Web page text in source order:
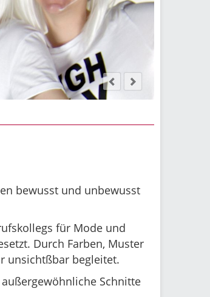
bewusst und unbewusst
für Mode und
Durch Farben, Muster
unsichtßbar begleitet.
Schnitte